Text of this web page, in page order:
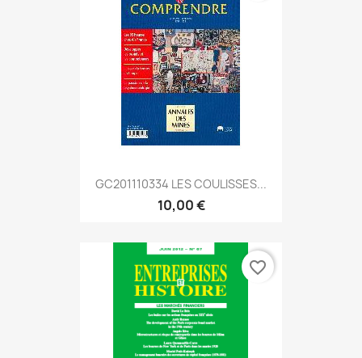
GC201110334 LES COULISSES...
10,00 €
favorite_border